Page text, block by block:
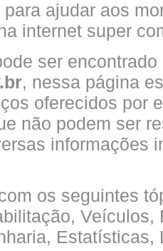
ajudar aos
internet super
ser
, nessa página
oferecidos por
não podem ser
informações
os seguintes
Veículos,
Estatísticas,